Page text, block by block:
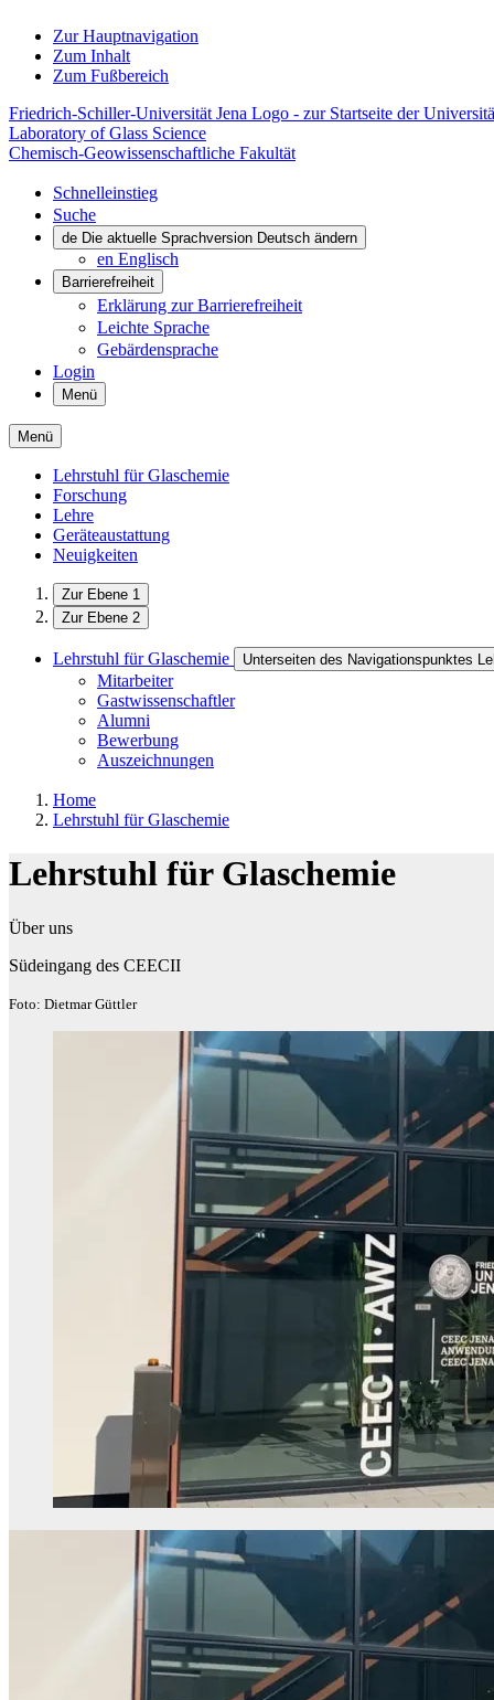
Zur Hauptnavigation
Zum Inhalt
Zum Fußbereich
Friedrich-Schiller-Universität Jena Logo - zur Startseite der
Laboratory of Glass Science
Chemisch-Geowissenschaftliche Fakultät
Schnelleinstieg
Suche
de Die aktuelle Sprachversion Deutsch ändern
en Englisch
Barrierefreiheit
Erklärung zur Barrierefreiheit
Leichte Sprache
Gebärdensprache
Login
Menü
Menü
Lehrstuhl für Glaschemie
Forschung
Lehre
Geräteaustattung
Neuigkeiten
Zur Ebene 1
Zur Ebene 2
Lehrstuhl für Glaschemie Unterseiten des Navigationspunktes
Mitarbeiter
Gastwissenschaftler
Alumni
Bewerbung
Auszeichnungen
Home
Lehrstuhl für Glaschemie
Lehrstuhl für Glaschemie
Über uns
Südeingang des CEECII
Foto: Dietmar Güttler